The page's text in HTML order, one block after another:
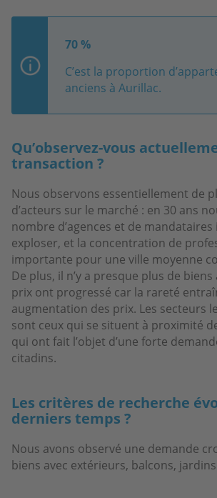
70 %
C’est la proportion
anciens à Aurillac.
Qu’observez-vous
transaction ?
Nous observons essentiellement de
d’acteurs sur le marché : en 30 ans
nombre d’agences et de
exploser, et la concentration de
importante pour une ville moyenne
De plus, il n’y a presque plus de
prix ont progressé car la rareté
augmentation des prix. Les secteurs
sont ceux qui se situent à proximité
qui ont fait l’objet d’une forte
citadins.
Les critères de recherche
derniers temps ?
Nous avons observé une demande
biens avec extérieurs, balcons,